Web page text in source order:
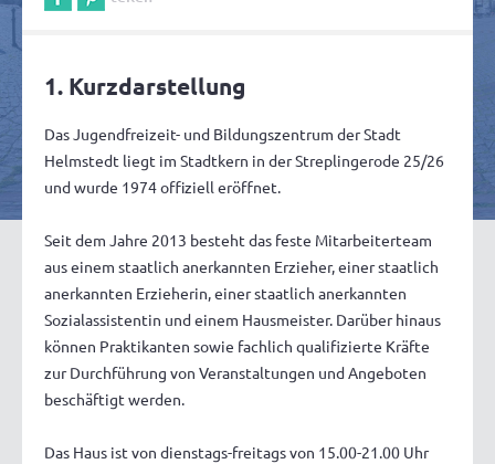
1. Kurzdarstellung
Das Jugendfreizeit- und Bildungszentrum der Stadt
Helmstedt liegt im Stadtkern in der Streplingerode 25/26
und wurde 1974 offiziell eröffnet.
Seit dem Jahre 2013 besteht das feste Mitarbeiterteam
aus einem staatlich anerkannten Erzieher, einer staatlich
anerkannten Erzieherin, einer staatlich anerkannten
Sozialassistentin und einem Hausmeister. Darüber hinaus
können Praktikanten sowie fachlich qualifizierte Kräfte
zur Durchführung von Veranstaltungen und Angeboten
beschäftigt werden.
Das Haus ist von dienstags-freitags von 15.00-21.00 Uhr